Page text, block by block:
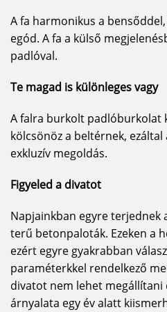
A praktikum és a
kizárt.
A HARO márkájú
tapasztalata és magas
követelménye rejlik,
megoldás is annak
kényelmesebb legyen.
Éppen ezért a HARO
nélküli Lock Connect, Top
lerakási rendszerektől, a
permaDur, bioTecés
felületkezelőktől a
zajcsökkentő alátétig és az
A fa harmonikus a
egód. A fa a külső
padlóval.
Te magad is különleges vagy
A falra burkolt padlóburkolat
kölcsönöz a beltérnek, ezáltal
exkluzív megoldás.
Figyeled a divatot
Napjainkban egyre terjednek
terű betonpaloták. Ezeken a
ezért egyre gyakrabban
paraméterkkel rendelkező
divatot nem lehet megállítani
árnyalata egy év alatt